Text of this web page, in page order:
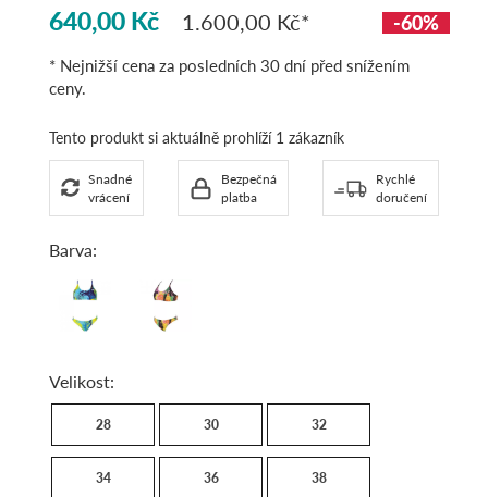
640,00 Kč 1.600,00 Kč -60%
* Nejnižší cena za posledních 30 dní před snížením
ceny.
Tento produkt si aktuálně prohlíží 1 zákazník
Snadné
vrácení
Bezpečná
platba
Rychlé
doručení
Barva:
navy plum
Velikost:
28 30 32
34 36 38